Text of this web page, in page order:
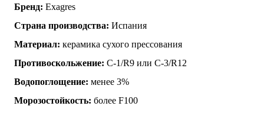
Бренд: Exagres
Страна производства: Испания
Материал: керамика сухого прессования
Противоскольжение: C-1/R9 или C-3/R12
Водопоглощение: менее 3%
Морозостойкость: более F100